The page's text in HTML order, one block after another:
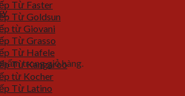
trong giỏ hàng.
Từ Faster
Từ Goldsun
từ Giovani
Từ Grasso
Từ Hafele
Từ Kangaroo
từ Kocher
Từ Latino